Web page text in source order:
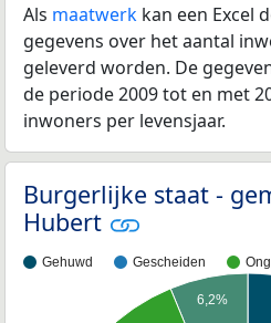
Als maatwerk kan een Excel
gegevens over het aantal
geleverd worden. De
de periode 2009 tot en met
inwoners per levensjaar.
Burgerlijke staat -
Hubert
Gehuwd Gescheiden
6,2%